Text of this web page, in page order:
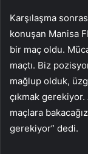
Karşılaşma
konuşan Manisa
bir maç oldu.
maçtı. Biz
mağlup olduk,
çıkmak
maçlara
gerekiyor” dedi.